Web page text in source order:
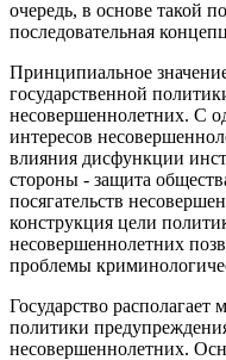
очередь, в основе такой
последовательная
Принципиальное
государственной
несовершеннолетних. С
интересов
влияния дисфункции
стороны - защита
посягательств
конструкция цели
несовершеннолетних
проблемы
Государство
политики
несовершеннолетних.